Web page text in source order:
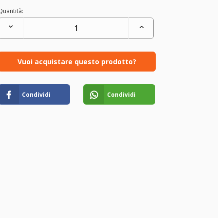
Vuoi acquistare questo prodotto?
Condividi Condividi